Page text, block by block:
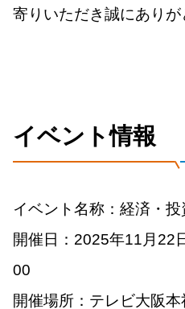
寄りいただき誠にありが
イベント情報
イベント名称：経済・
開催日：2025年11月22
00
開催場所：テレビ大阪本